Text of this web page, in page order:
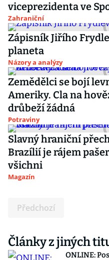
viceprezidenta ve
Zahraniční
Zápisník Jiřího
planeta
Názory a analýzy
Zemědělci se bojí
Ameriky. Cla na
drůbeží žádná
Potraviny
Slavný hraniční
Brazílií je rájem
všichni
Magazín
Předchozí
Články z jiných
ONLINE: